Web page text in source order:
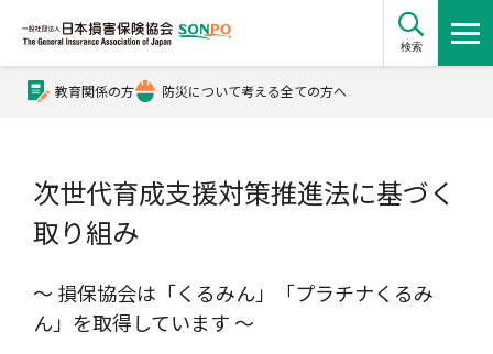
検索
公式Xアカウント
公式YouTubeチャンネル
損害保険とは？
教育関係の方 防災について考える全ての方へ
次世代育成支援対策推進法に基づく
取り組み
～ 損保協会は「くるみん」「プラチナくるみ
ん」を取得しています ～